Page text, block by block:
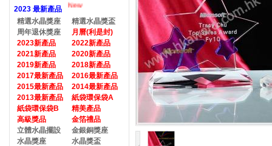
2023 最新產品
New
精選水晶獎座
精選水晶獎盃
周年退休獎座
月曆(利是封)
2023新產品
2022新產品
2021新產品
2020新產品
2019新產品
2018新產品
2017最新產品
2016最新產品
2015最新產品
2014最新產品
2013最新產品
紙袋環保袋A
紙袋環保袋B
精美產品
高級獎品
金箔禮品
立體水晶擺設
金銀銅獎座
水晶獎座
水晶獎盃